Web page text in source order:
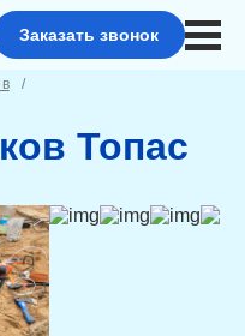
Заказать звонок
Топас